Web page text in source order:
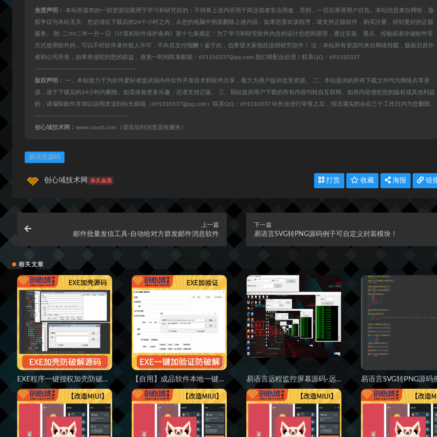
免责声明：
本站所发布的一切资源仅限用于学习和研究目的；不得将上述内容用于商业或者非法用途，否则，一切后果请用户自负。本站信息来自网络，版
权争议与本站无关。您必须在下载后的24个小时之内，从您的电脑中彻底删除上述内容。如果您喜欢该程序，请支持正版软件，购买注册，得到更好的正版
服务。 附: 二○○二年一月一日《计算机软件保护条例》第十七条规定：为了学习和研究软件内含的设计思想和原理，通过安装、显示、传输或者存储软件等
方式使用软件的，可以不经软件著作权人许可，不向其支付报酬！鉴于此，也希望大家按此说明研究软件！ 注：本站所有资源均来自网络转载，版权归原作
者和公司所有，如果有侵犯到您的权益，请第一时间联系邮箱：691310337@qq.com 我们将配合处理！联系QQ：691310337
----------------------------------------------------
版权声明：
一、本站致力于为软件爱好者提供国内外软件开发技术和软件共享，着力为用户提供优资资源。 二、本站提供的所有下载文件均为网络共享资
源，请于下载后的24小时内删除。如需体验更多乐趣，还请支持正版。 三、我站提供用户下载的所有内容均转自互联网。如有内容侵犯您的版权或其他利益
的，请编辑邮件并加以说明发送到站长邮箱（691310337@qq.com）联系QQ：691310337 站长会进行审查之后，情况属实的会在三个工作日内为您删除。
------------------------------------------------
创心域技术网： www.cxyxt.com（请添加到浏览器收藏夹）
易语言源码
创心域技术网 永久会员 打赏 收藏 海报 链
上一篇
邮件批量发信工具-自动给对方群发邮件消息软件
下一篇
易语言SVG转PNG源码例子可自定义封装模块！
相关文章
EXE程序一键授权加壳防破解源码-易语言EXE无视加壳一键加验证防爆破成品源码！ 【自用】成品软件本地一键加密授权升级端防破解-易语言EXE无视加壳一键加验证防爆破工具！ 易语言远程监控屏幕源码-远程监听电脑屏幕实时画面-远程监控监听电脑源码